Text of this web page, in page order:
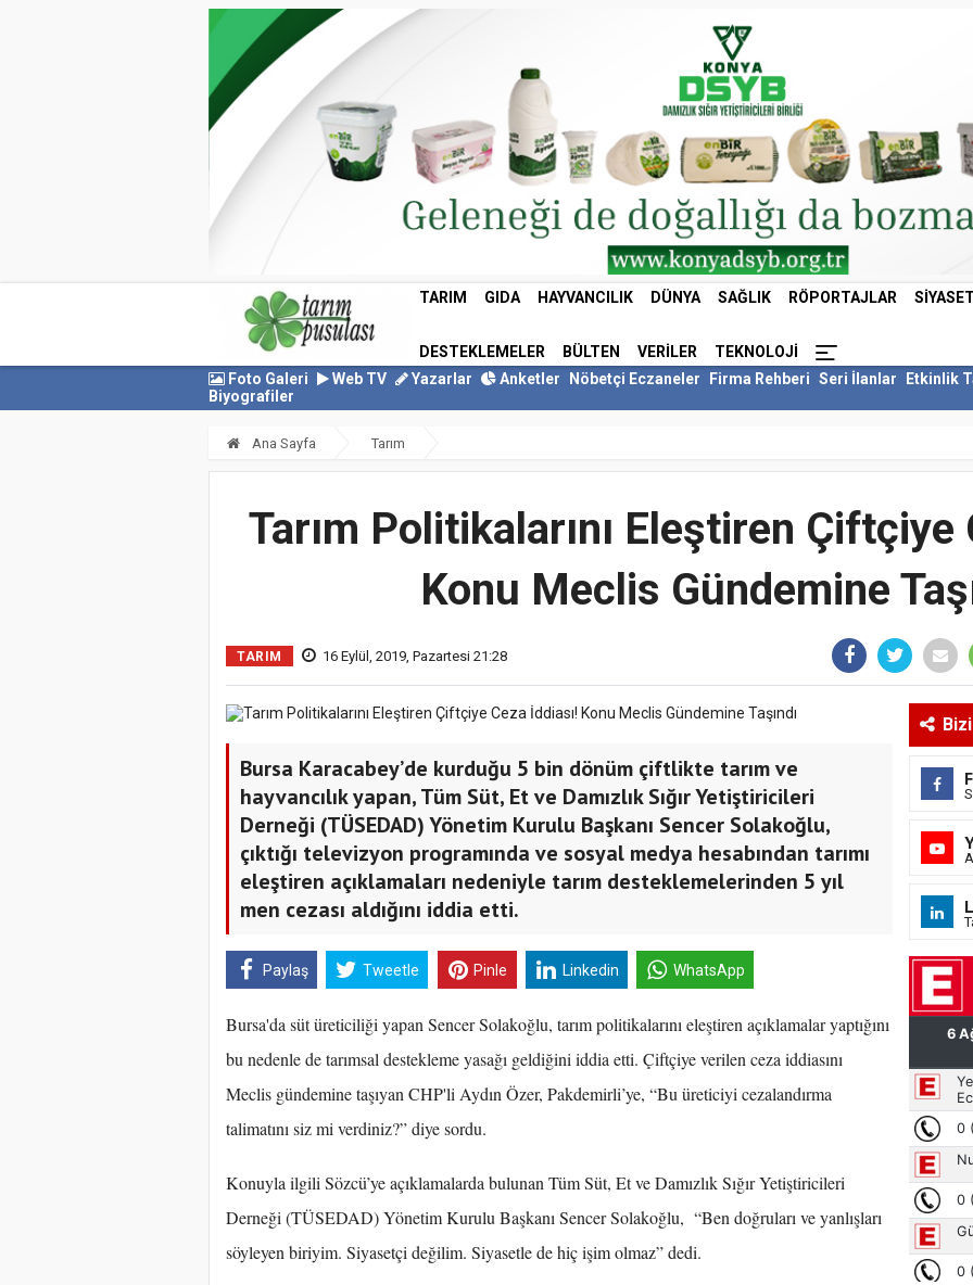
TARIM GIDA HAYVANCILIK DÜNYA SAĞLIK RÖPORTAJLAR SIYASET
DESTEKLEMELER BÜLTEN VERILER
TEKNOLOJI
Foto Galeri
Web TV Yazarlar Anketler Nöbetçi Eczaneler Firma Rehberi Seri İlanlar
Etkinlik
Biyografiler
Ana Sayfa Tarım
Tarım Politikalarını Eleştiren Çiftçiye
Konu Meclis Gündemine
TARIM 16 Eylül, 2019, Pazartesi 21:28
Bursa Karacabey’de kurduğu 5 bin dönüm çiftlikte tarım ve
hayvancılık yapan, Tüm Süt, Et ve Damızlık Sığır Yetiştiricileri
Derneği (TÜSEDAD) Yönetim Kurulu Başkanı Sencer Solakoğlu,
çıktığı televizyon programında ve sosyal medya hesabından tarımı
eleştiren açıklamaları nedeniyle tarım desteklemelerinden 5 yıl
men cezası aldığını iddia etti.
Paylaş Tweetle Pinle Linkedin WhatsApp
Bursa'da süt üreticiliği yapan Sencer Solakoğlu, tarım politikalarını eleştiren açıklamalar yaptığını
bu nedenle de tarımsal destekleme yasağı geldiğini iddia etti. Çiftçiye verilen ceza iddiasını
Meclis gündemine taşıyan CHP'li Aydın Özer, Pakdemirli’ye, “Bu üreticiyi cezalandırma
talimatını siz mi verdiniz?” diye sordu.
Konuyla ilgili Sözcü’ye açıklamalarda bulunan Tüm Süt, Et ve Damızlık Sığır Yetiştiricileri
Derneği (TÜSEDAD) Yönetim Kurulu Başkanı Sencer Solakoğlu, “Ben doğruları ve yanlışları
söyleyen biriyim. Siyasetçi değilim. Siyasetle de hiç işim olmaz” dedi.